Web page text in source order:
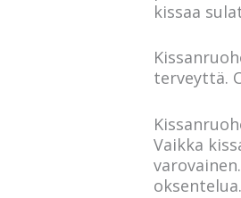
kissaa
terveyttä.
Vaikka
oksentelua.